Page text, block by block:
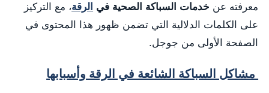
معرفته عن خدمات السباكة الصحية في الرقة، مع التركيز
على الكلمات الدلالية التي تضمن ظهور هذا المحتوى في
الصفحة الأولى من جوجل.
مشاكل السباكة الشائعة في الرقة وأسبابها